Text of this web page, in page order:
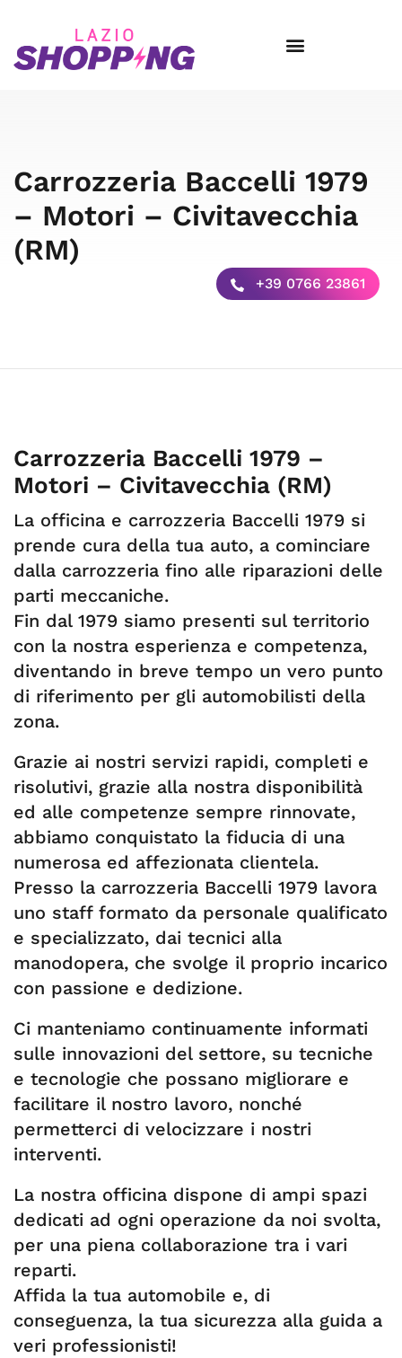
Carrozzeria Baccelli 1979
– Motori – Civitavecchia
(RM)
+39 0766 23861
Carrozzeria Baccelli 1979 –
Motori – Civitavecchia (RM)
La officina e carrozzeria Baccelli 1979 si
prende cura della tua auto, a cominciare
dalla carrozzeria fino alle riparazioni delle
parti meccaniche.
Fin dal 1979 siamo presenti sul territorio
con la nostra esperienza e competenza,
diventando in breve tempo un vero punto
di riferimento per gli automobilisti della
zona.
Grazie ai nostri servizi rapidi, completi e
risolutivi, grazie alla nostra disponibilità
ed alle competenze sempre rinnovate,
abbiamo conquistato la fiducia di una
numerosa ed affezionata clientela.
Presso la carrozzeria Baccelli 1979 lavora
uno staff formato da personale qualificato
e specializzato, dai tecnici alla
manodopera, che svolge il proprio incarico
con passione e dedizione.
Ci manteniamo continuamente informati
sulle innovazioni del settore, su tecniche
e tecnologie che possano migliorare e
facilitare il nostro lavoro, nonché
permetterci di velocizzare i nostri
interventi.
La nostra officina dispone di ampi spazi
dedicati ad ogni operazione da noi svolta,
per una piena collaborazione tra i vari
reparti.
Affida la tua automobile e, di
conseguenza, la tua sicurezza alla guida a
veri professionisti!